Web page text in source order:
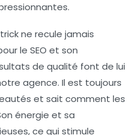
ne recule jamais
le SEO et son
de qualité font de lui
agence. Il est toujours
et sait comment les
énergie et sa
ce qui stimule